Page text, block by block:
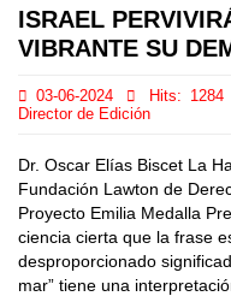
ISRAEL
VIBRANTE SU
03-06-2024 Hits: 1284
Director de Edición
Dr. Oscar Elías Biscet La
Fundación Lawton de
Proyecto Emilia Medalla
ciencia cierta que la frase
desproporcionado
mar” tiene una